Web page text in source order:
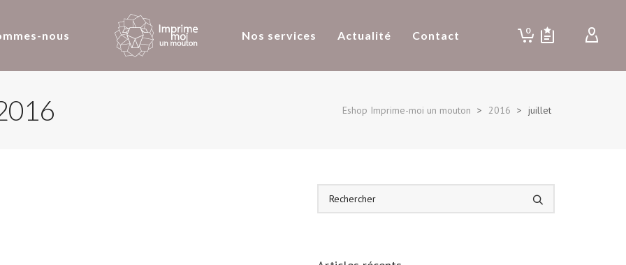
nous Nos services Actualité Contact 0
Eshop Imprime-moi un mouton > 2016 > juillet